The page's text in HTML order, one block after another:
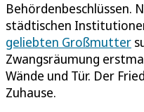
Behördenbeschlüssen.
städtischen
geliebten Großmutter
Zwangsräumung
Wände und Tür. Der
Zuhause.